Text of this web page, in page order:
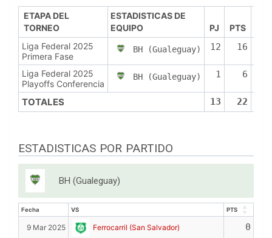
ETAPA DEL
TORNEO
ESTADISTICAS DE
EQUIPO
PJ PTS
Liga Federal 2025
Primera Fase
BH (Gualeguay) 12 16
Liga Federal 2025
Playoffs Conferencia
BH (Gualeguay) 1 6
TOTALES 13 22
ESTADISTICAS POR PARTIDO
BH (Gualeguay)
Fecha VS PTS
VS
9 Mar 2025 Ferrocarril (San Salvador) 0